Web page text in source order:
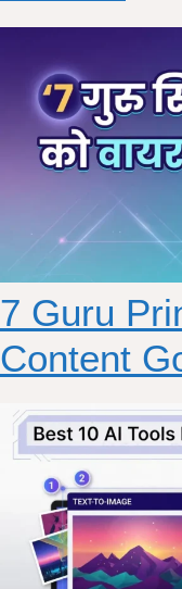
7 Guru
Content